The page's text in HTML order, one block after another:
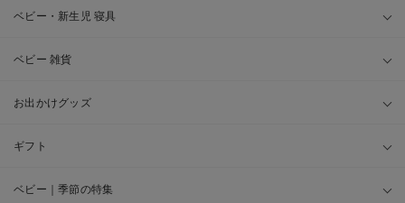
ベビー・新生児 寝具
ベビー 雑貨
お出かけグッズ
ギフト
ベビー｜季節の特集